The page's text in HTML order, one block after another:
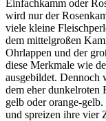
Einfachkamm oder
wird nur der
viele kleine
dem mittelgroßen
Ohrlappen und der
diese Merkmale wie
ausgebildet. Dennoch
dem eher dunkelroten
gelb oder orange-
und spreizen ihre vier